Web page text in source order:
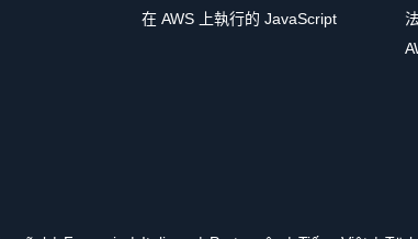
在 AWS 上執行的 JavaScript